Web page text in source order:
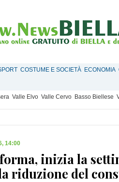
COSTUME E SOCIETÀ ECONOMIA
Valle Elvo Valle Cervo Basso Biellese
14:00
inizia la
riduzione del